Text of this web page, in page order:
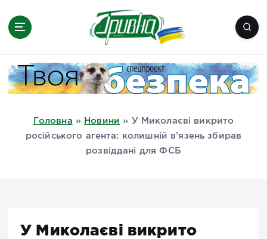
Миколаїв, Одеса, Мелітополь
Головна » Новини »
У Миколаєві викрито
російського агента: колишній в’язень збирав
розвіддані для ФСБ
У Миколаєві викрито